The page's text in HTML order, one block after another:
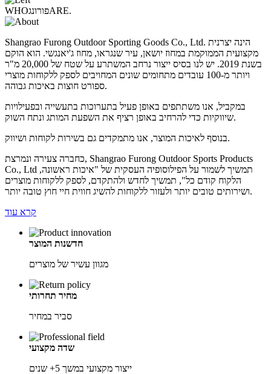
WHOפורונגARE.
Shangrao Furong Outdoor Sporting Goods Co., Ltd. הינה יצרנית
מקצועית הממוקמת במחוז יושאן, עיר שנגראו, מחוז ג'יאנגשי. הוא הוקם
בשנת 2019. יש לנו בסיס ייצור נרחב המשתרע על שטח של 20,000 מ"ר
ויותר מ-100 עובדים מתחומים שונים המחויבים לספק ללקוחות מוצרי
ספורט חוצות באיכות גבוהה.
במקביל, אנו משתתפים באופן פעיל בתערוכות בתעשייה ובפעילויות
שיווקיות כדי להרחיב באופן רציף את השפעת המותג ונתח השוק.
בנוסף לאיכות המוצר, אנו מתמקדים גם בשירות לקוחות ושיווק.
כחברה צעירה ונמרצת, Shangrao Furong Outdoor Sports Products
Co., Ltd תמשיך לשמור על הפילוסופיה העסקית של "איכות ראשונה,
הלקוח קודם כל", תמשיך לחדש ולהתקדם, לספק ללקוחות מוצרים
ושירותים טובים יותר ולעזור ללקוחות להשיג חווית חיי חוץ טובה יותר.
קרא עוד
חדשנות המוצר
מגוון עשיר של מוצרים
מחיר תחרותי
סביר במחיר
שדה מקצועי
ייצור מקצועי במשך 5+ שנים